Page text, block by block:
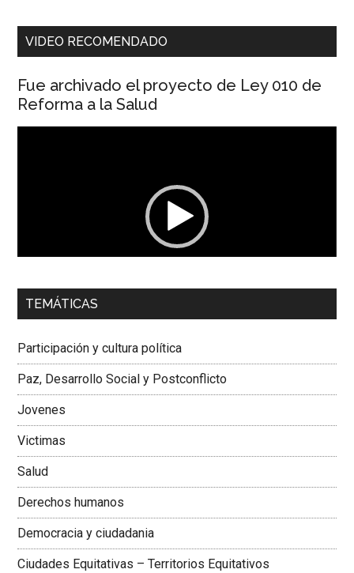
VIDEO RECOMENDADO
Fue archivado el proyecto de Ley 010 de
Reforma a la Salud
00:00 01:04
Dra. Carolina Corcho Mejía,Presidenta Corporación
Colombiana
TEMÁTICAS
Participación y cultura política
Paz, Desarrollo Social y Postconflicto
Jovenes
Victimas
Salud
Derechos humanos
Democracia y ciudadania
Ciudades Equitativas – Territorios Equitativos